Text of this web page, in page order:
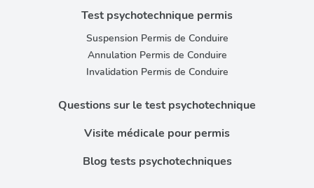
Test psychotechnique permis
Suspension Permis de Conduire
Annulation Permis de Conduire
Invalidation Permis de Conduire
Questions sur le test psychotechnique
Visite médicale pour permis
Blog tests psychotechniques